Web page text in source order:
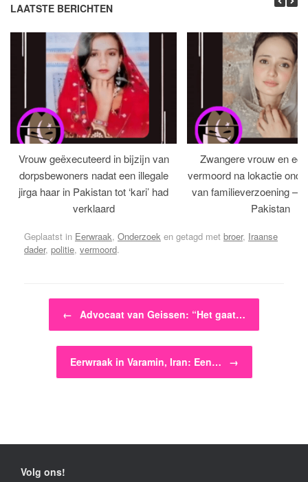
LAATSTE BERICHTEN
Vrouw geëxecuteerd in bijzijn van
dorpsbewoners nadat een illegale
jirga haar in Pakistan tot ‘kari’ had
verklaard
Zwangere vrouw en
vermoord na lokactie
van familieverzoening –
Pakistan
Geplaatst in Eerwraak, Onderzoek en getagd met broer, Iraanse
dader, politie, vermoord.
Bericht navigatie
← Advocaat van Geissen: “Het gaat…
Eerwraak in Varamin, Iran: Een… →
Volg ons!